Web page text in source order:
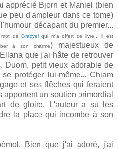
apprécié Bjorn et Maniel (bien
peu d'ampleur dans ce tome)
décapant du premier...
mot deGrazyel qui m'a offert de livre... il est
à son charme) majestueux de
que j'ai hâte de retrouver
Duom, petit vieux adorable de
protéger lui-même... Chiam
et ses flêches qui feraient
apportent un soutien primordial
de gloire. L'auteur a su les
la place qui incombe à son
Bien que j'ai adoré, j'ai